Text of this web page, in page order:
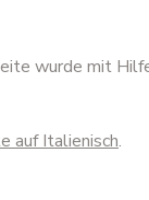
wurde mit
auf Italienisch.